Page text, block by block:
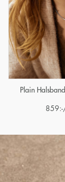
Plain
859:-